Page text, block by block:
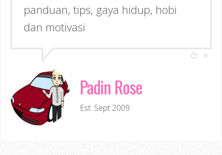
Inspirasi kepada anda!
Padin Rose
Est. Sept 2009